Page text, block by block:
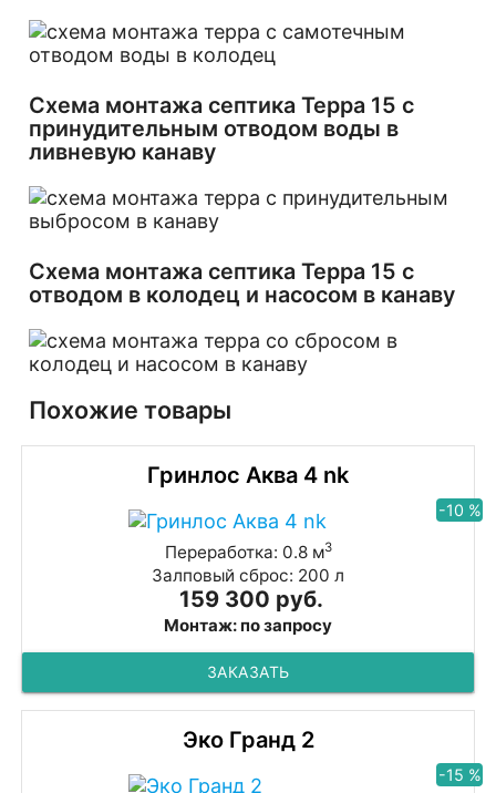
Схема монтажа септика Терра 15 с
принудительным отводом воды в
ливневую канаву
Схема монтажа септика Терра 15 с
отводом в колодец и насосом в канаву
Похожие товары
Гринлос Аква 4 nk
-10 %
Переработка: 0.8 м3
Залповый сброс: 200 л
159 300 руб.
Монтаж: по запросу
ЗАКАЗАТЬ
Эко Гранд 2
-15 %